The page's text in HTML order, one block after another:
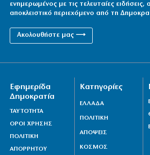
ενημερωμένος με τις τελευταίες ειδήσεις,
αποκλειστικό περιεχόμενο από τη
Ακολουθήστε μας ⟶
Εφημερίδα
Δημοκρατία
ΤΑΥΤΟΤΗΤΑ
ΟΡΟΙ ΧΡΗΣΗΣ
ΠΟΛΙΤΙΚΗ
ΑΠΟΡΡΗΤΟΥ
Κατηγορίες
ΕΛΛΑΔΑ
ΠΟΛΙΤΙΚΗ
ΑΠΟΨΕΙΣ
ΚΟΣΜΟΣ